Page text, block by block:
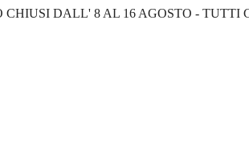
DALL' 8 AL 16 AGOSTO -